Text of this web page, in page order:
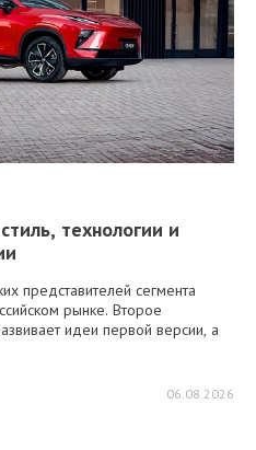
технологии и
представителей сегмента
рынке. Второе
идеи первой версии, а
06.08.2026